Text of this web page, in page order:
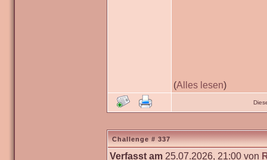
(Alles lesen)
Challenge # 337
Verfasst am 25.07.2026, 21:00 von